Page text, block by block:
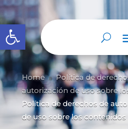
Abrir barra de herramientas
Home 9 Política de
autorización de uso sobre
Política de derechos de
de uso sobre los contenidos